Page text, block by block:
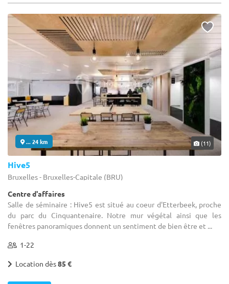
... 24 km (11)
Hive5
Bruxelles - Bruxelles-Capitale (BRU)
Centre d'affaires
Salle de séminaire : Hive5 est situé au coeur d'Etterbeek, proche
du parc du Cinquantenaire. Notre mur végétal ainsi que les
fenêtres panoramiques donnent un sentiment de bien être et ...
1-22
Location dès85 €